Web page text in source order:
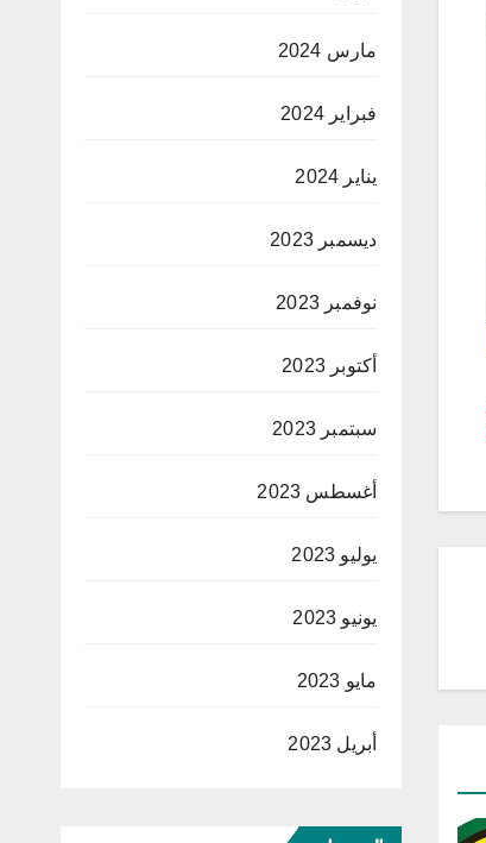
مارس 2024
فبراير 2024
يناير 2024
ديسمبر 2023
نوفمبر 2023
أكتوبر 2023
سبتمبر 2023
أغسطس 2023
يوليو 2023
يونيو 2023
مايو 2023
أبريل 2023